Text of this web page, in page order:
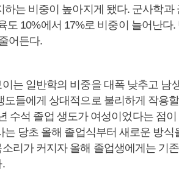
는 비중이 높아지게 됐다. 군사학과
도 10%에서 17%로 비중이 늘어난다
어든다.
는 일반학의 비중을 대폭 낮추고 남
들에게 상대적으로 불리하게 작용
수석 졸업 생도가 여성이었다는 점
당초 올해 졸업식부터 새로운 방식
리가 커지자 올해 졸업생에게는 기